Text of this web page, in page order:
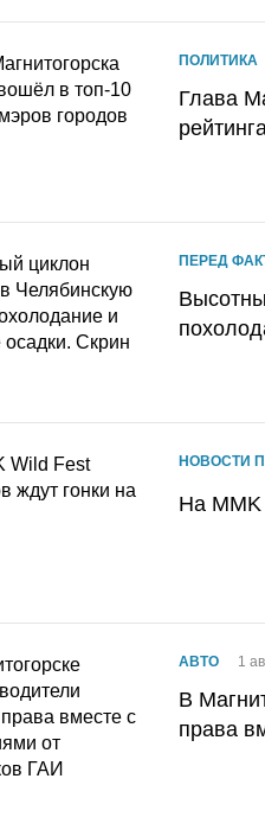
ПОЛИТИКА
Глава
ПЕРЕД
НОВОСТИ
На MMK
АВТО 1
В
права